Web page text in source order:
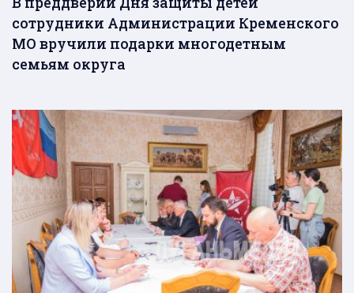
сотрудники Администрации Кременского
МО вручили подарки многодетным
семьям округа